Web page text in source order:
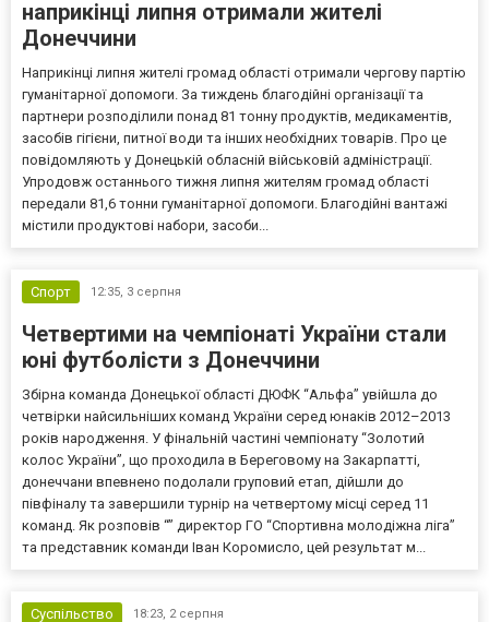
наприкінці липня отримали жителі
Донеччини
Наприкінці липня жителі громад області отримали чергову партію
гуманітарної допомоги. За тиждень благодійні організації та
партнери розподілили понад 81 тонну продуктів, медикаментів,
засобів гігієни, питної води та інших необхідних товарів. Про це
повідомляють у Донецькій обласній військовій адміністрації.
Упродовж останнього тижня липня жителям громад області
передали 81,6 тонни гуманітарної допомоги. Благодійні вантажі
містили продуктові набори, засоби...
Спорт 12:35, 3 серпня
Четвертими на чемпіонаті України стали
юні футболісти з Донеччини
Збірна команда Донецької області ДЮФК “Альфа” увійшла до
четвірки найсильніших команд України серед юнаків 2012–2013
років народження. У фінальній частині чемпіонату “Золотий
колос України”, що проходила в Береговому на Закарпатті,
донеччани впевнено подолали груповий етап, дійшли до
півфіналу та завершили турнір на четвертому місці серед 11
команд. Як розповів “” директор ГО “Спортивна молодіжна ліга”
та представник команди Іван Коромисло, цей результат м...
Суспільство 18:23, 2 серпня